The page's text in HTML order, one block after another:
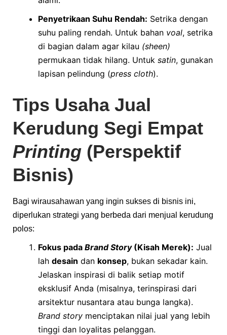
Penyetrikaan Suhu Rendah: Setrika dengan
suhu paling rendah. Untuk bahan voal, setrika
di bagian dalam agar kilau (sheen)
permukaan tidak hilang. Untuk satin, gunakan
lapisan pelindung (press cloth).
Tips Usaha Jual
Kerudung Segi Empat
Printing (Perspektif
Bisnis)
Bagi wirausahawan yang ingin sukses di bisnis ini,
diperlukan strategi yang berbeda dari menjual kerudung
polos:
Fokus pada Brand Story(Kisah Merek): Jual
lah desain dan konsep, bukan sekadar kain.
Jelaskan inspirasi di balik setiap motif
eksklusif Anda (misalnya, terinspirasi dari
arsitektur nusantara atau bunga langka).
Brand story menciptakan nilai jual yang lebih
tinggi dan loyalitas pelanggan.